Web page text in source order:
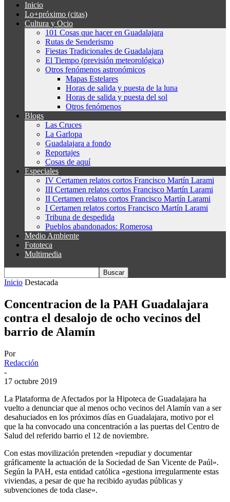
Inicio
Lo+próximo (citas)
Cultura y Ocio
101 Cosas que hacer en Guadalajara
Rutas de Senderismo
Fiestas Tradicionales de Guadalajara
El Tiempo (previsión meteorológica)
Otros fenómenos astronómicos
Mapas Estelares
Horas de salida y puesta de la luna
Horas de salida y puesta del sol
Otros fenómenos
Blogs
Las Cruces
La Garlopa
Guadalajara a fondo
Reportajes
Cosas de aquí
Especiales
IV Certamen relatos cortos Francisco Martín Larami
III Certamen relatos cortos Francisco Martín Larami
II Certamen relatos cortos Francisco Martín Larami
I Certamen relatos cortos Francisco Martín Larami
Tribuna de despedida
Pueblos abandonados: Romerosa
Medio Ambiente
Fototeca
Multimedia
Inicio Destacada
Concentracion de la PAH Guadalajara
contra el desalojo de ocho vecinos del
barrio de Alamín
Por
Redacción
-
17 octubre 2019
La Plataforma de Afectados por la Hipoteca de Guadalajara ha
vuelto a denunciar que al menos ocho vecinos del Alamín van a ser
desahuciados en los próximos días en Guadalajara, motivo por el
que la ha convocado una concentración a las puertas del Centro de
Salud del referido barrio el 12 de noviembre.
Con estas movilización pretenden «repudiar y documentar
gráficamente la actuación de la Sociedad de San Vicente de Paúl».
Según la PAH, esta entidad católica «gestiona irregularmente estas
viviendas, a pesar de que ha recibido ayudas públicas y
subvenciones de toda clase».